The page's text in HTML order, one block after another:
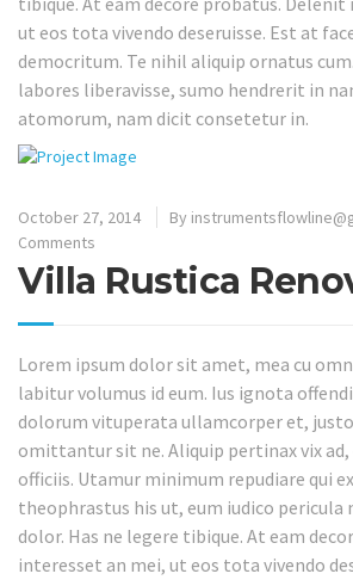
ut eos tota vivendo deseruisse. Est at
democritum. Te nihil aliquip ornatus
labores liberavisse, sumo hendrerit in
atomorum, nam dicit consetetur in.
October 27, 2014 By
Comments
Villa Rustica
Lorem ipsum dolor sit amet, mea cu
labitur volumus id eum. Ius ignota
dolorum vituperata ullamcorper et,
omittantur sit ne. Aliquip pertinax vix ad,
officiis. Utamur minimum repudiare qui
theophrastus his ut, eum iudico pericula
dolor. Has ne legere tibique. At eam
interesset an mei, ut eos tota vivendo